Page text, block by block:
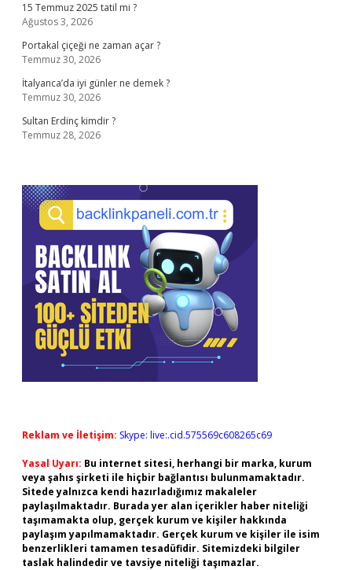
15 Temmuz 2025 tatil mi ?
Ağustos 3, 2026
Portakal çiçeği ne zaman açar ?
Temmuz 30, 2026
İtalyanca’da iyi günler ne demek ?
Temmuz 30, 2026
Sultan Erdinç kimdir ?
Temmuz 28, 2026
Reklam ve İletişim: Skype: live:.cid.575569c608265c69
Yasal Uyarı: Bu internet sitesi, herhangi bir marka, kurum
veya şahıs şirketi ile hiçbir bağlantısı bulunmamaktadır.
Sitede yalnızca kendi hazırladığımız makaleler
paylaşılmaktadır. Burada yer alan içerikler haber niteliği
taşımamakta olup, gerçek kurum ve kişiler hakkında
paylaşım yapılmamaktadır. Gerçek kurum ve kişiler ile isim
benzerlikleri tamamen tesadüfidir. Sitemizdeki bilgiler
taslak halindedir ve tavsiye niteliği taşımazlar.